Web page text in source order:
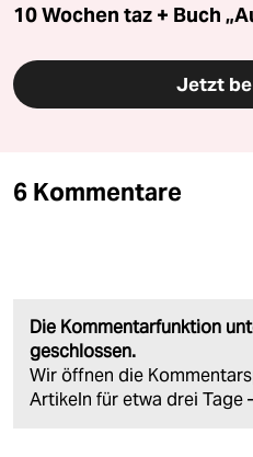
10 Wochen taz + Buch
Jetzt
6 Kommentare
Die Kommentarfunktion
geschlossen.
Wir öffnen die
Artikeln für etwa drei Tage